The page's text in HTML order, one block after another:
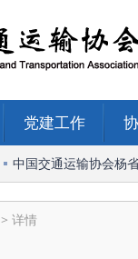
党建工作
中国交通运输协会杨
> 详情